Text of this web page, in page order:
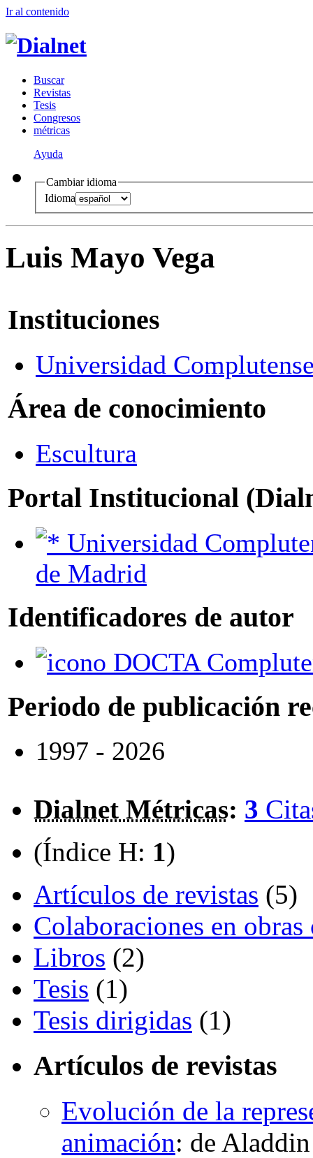
Ir al contenido
Buscar
Revistas
Tesis
Congresos
métricas
Ayuda
Cambiar idioma
Idioma
Luis Mayo Vega
Instituciones
Universidad
Área de conocimiento
Escultura
Portal Institucional
de Madrid
Identificadores de autor
DOCTA
Periodo de publicación
1997 - 2026
Dialnet Métricas: 3
(Índice H: 1)
Artículos de revistas (5)
Colaboraciones en
Libros (2)
Tesis (1)
Tesis dirigidas (1)
Artículos de revistas
Evolución de la
animación: de